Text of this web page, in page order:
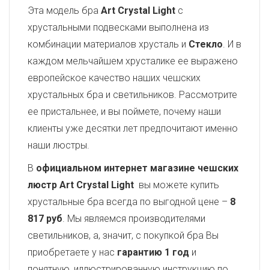
Эта модель бра Art Crystal Light с
хрустальными подвесками выполнена из
комбинации материалов хрусталь и Стекло. И в
каждом мельчайшем хрусталике ее выражено
европейское качество наших чешских
хрустальных бра и светильников. Рассмотрите
ее пристальнее, и вы поймете, почему наши
клиенты уже десятки лет предпочитают именно
наши люстры.
В официальном интернет магазине чешских
люстр Art Crystal Light вы можете купить
хрустальные бра всегда по выгодной цене – 8
817 руб. Мы являемся производителями
светильников, а, значит, с покупкой бра Вы
приобретаете у нас гарантию 1 год и